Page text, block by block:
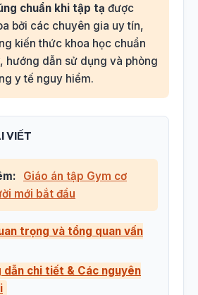
chuẩn khi tập tạ được
bởi các chuyên gia uy tín,
kiến thức khoa học chuẩn
hướng dẫn sử dụng và phòng
y tế nguy hiểm.
VIẾT
Giáo án tập Gym cơ
mới bắt đầu
trọng và tổng quan vấn
dẫn chi tiết & Các nguyên